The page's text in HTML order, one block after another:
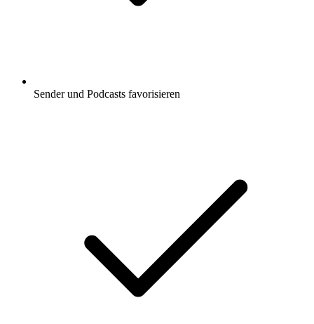
Sender und Podcasts favorisieren